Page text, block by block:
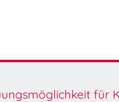
für